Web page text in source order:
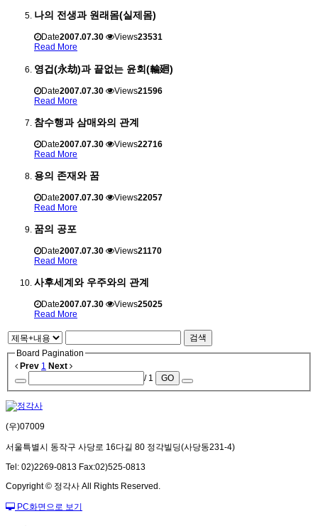
나의 전생과 원래몸(실제몸)
Date2007.07.30 Views23531
Read More
영겁(永劫)과 끝없는 윤회(輪廻)
Date2007.07.30 Views21596
Read More
참수행과 삼매와의 관계
Date2007.07.30 Views22716
Read More
용의 존재와 꿈
Date2007.07.30 Views22057
Read More
꿈의 공포
Date2007.07.30 Views21170
Read More
사후세계와 우주와의 관계
Date2007.07.30 Views25025
Read More
검색
Board Pagination
Prev 1 Next
/ 1
GO
(우)07009
서울특별시 동작구 사당로 16다길 80 정각빌딩(사당동231-4)
Tel: 02)2269-0813 Fax:02)525-0813
Copyright © 정각사 All Rights Reserved.
PC화면으로 보기